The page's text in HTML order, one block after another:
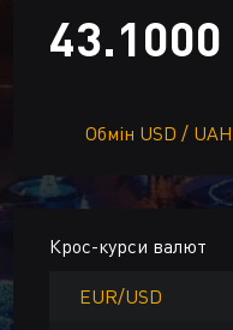
43.1000
Обмін USD / UAH
Крос-курси валют
EUR/USD